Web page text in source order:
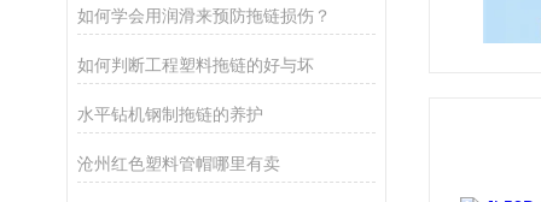
如何学会用润滑来预防拖链损伤？
如何判断工程塑料拖链的好与坏
水平钻机钢制拖链的养护
沧州红色塑料管帽哪里有卖